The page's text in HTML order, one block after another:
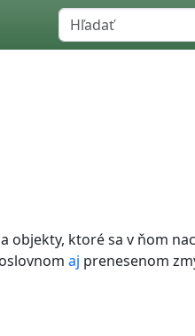
objekty, ktoré sa v ňom
aj prenesenom